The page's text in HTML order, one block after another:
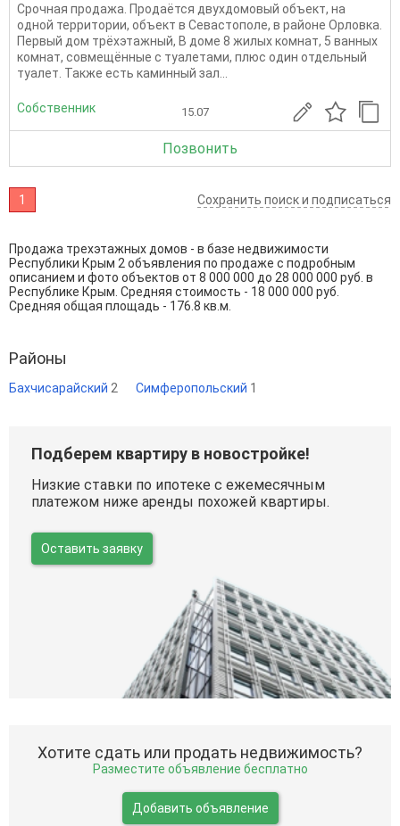
Срочная продажа. Продаётся двухдомовый объект, на
одной территории, объект в Севастополе, в районе Орловка.
Первый дом трёхэтажный, В доме 8 жилых комнат, 5 ванных
комнат, совмещённые с туалетами, плюс один отдельный
туалет. Также есть каминный зал...
Собственник 15.07
Позвонить
1 Сохранить поиск и подписаться
Продажа трехэтажных домов - в базе недвижимости
Республики Крым 2 объявления по продаже с подробным
описанием и фото объектов от 8 000 000 до 28 000 000 руб. в
Республике Крым. Средняя стоимость - 18 000 000 руб.
Средняя общая площадь - 176.8 кв.м.
Районы
Бахчисарайский 2 Симферопольский 1
Подберем квартиру в новостройке!
Низкие ставки по ипотеке с ежемесячным
платежом ниже аренды похожей квартиры.
Оставить заявку
Хотите сдать или продать недвижимость?
Разместите объявление бесплатно
Добавить объявление